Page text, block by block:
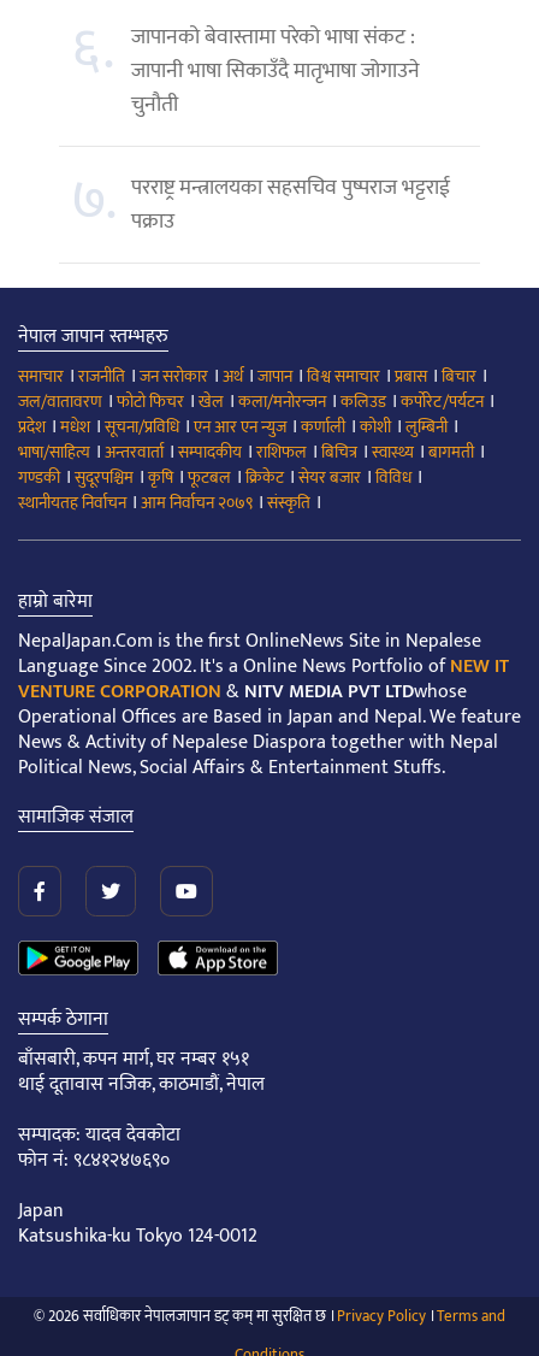
६. जापानको बेवास्तामा परेको भाषा संकट :
जापानी भाषा सिकाउँदै मातृभाषा जोगाउने
चुनौती
७. परराष्ट्र मन्त्रालयका सहसचिव पुष्पराज भट्टराई
पक्राउ
नेपाल जापान स्तम्भहरु
समाचार ।राजनीति ।जन सरोकार ।अर्थ।जापान।विश्व समाचार ।प्रबास।बिचार ।
जल/वातावरण ।फोटो फिचर ।खेल ।कला/मनोरन्जन।कलिउड।कर्पोरेट/पर्यटन।
प्रदेश।मधेश।सूचना/प्रविधि।एन आर एन न्युज।कर्णाली।कोशी।लुम्बिनी।
भाषा/साहित्य ।अन्तरवार्ता।सम्पादकीय ।राशिफल ।बिचित्र।स्वास्थ्य ।बागमती।
गण्डकी।सुदूरपश्चिम ।कृषि।फूटबल ।क्रिकेट।सेयर बजार ।विविध।
स्थानीयतह निर्वाचन।आम निर्वाचन २०७९ ।संस्कृति ।
हाम्रो बारेमा
NepalJapan.Com is the first OnlineNews Site in Nepalese
Language Since 2002. It's a Online News Portfolio ofNEW IT
VENTURE CORPORATION&NITV MEDIA PVT LTDwhose
Operational Offices are Based in Japan and Nepal. We feature
News & Activity of Nepalese Diaspora together with Nepal
Political News, Social Affairs & Entertainment Stuffs.
सामाजिक संजाल
सम्पर्क ठेगाना
बाँसबारी, कपन मार्ग, घर नम्बर १५१
थाई दूतावास नजिक, काठमाडौं, नेपाल
सम्पादक: यादव देवकोटा
फोन नं: ९८४१२४७६९०
Japan
Katsushika-ku Tokyo 124-0012
© 2026 सर्वाधिकार नेपालजापान डट् कम् मा सुरक्षित छ ।Privacy Policy ।Terms and